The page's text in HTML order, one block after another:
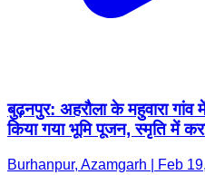
बुढ़नपुर: अहरौला के महुवारा
किया गया भूमि पूजन, स्मृति में
Burhanpur, Azamgarh | Feb